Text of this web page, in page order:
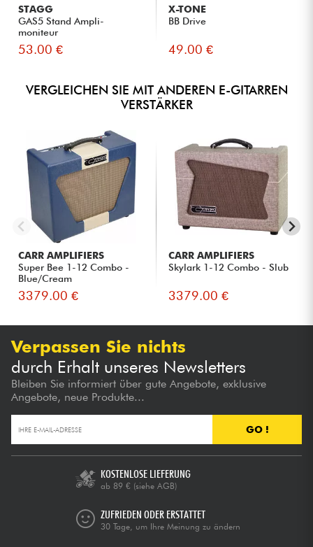
STAGG
GAS5 Stand Ampli-
moniteur
53.00 €
X-TONE
BB Drive
49.00 €
VERGLEICHEN SIE MIT ANDEREN E-GITARREN
VERSTÄRKER
CARR AMPLIFIERS
Super Bee 1-12 Combo -
Blue/Cream
3379.00 €
CARR AMPLIFIERS
Skylark 1-12 Combo - Slub
3379.00 €
Verpassen Sie nichts
durch Erhalt unseres Newsletters
Bleiben Sie informiert über gute Angebote, exklusive
Angebote, neue Produkte...
GO !
KOSTENLOSE LIEFERUNG
ab 89 € (siehe AGB)
ZUFRIEDEN ODER ERSTATTET
30 Tage, um Ihre Meinung zu ändern